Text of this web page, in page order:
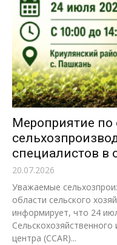
Мероприятие
специалистов в
20.07.2026
Уважаемые
области сельского
информирует, что 24
Сельскохозяйственного
центра (CCAR)...